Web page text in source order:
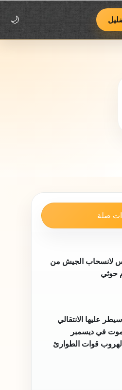
منهجية العمل وسياسة التصحيح
🌙
لانسحاب الجيش من
عليها الانتقالي
في ديسمبر
قوات الطوارئ